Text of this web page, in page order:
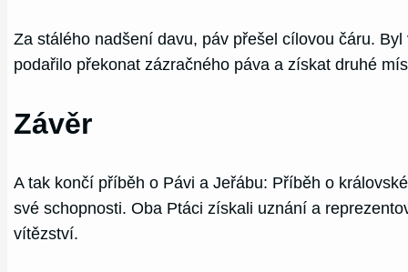
Za stálého nadšení davu, páv přešel cílovou čáru.
podařilo překonat zázračného páva a získat druhé
Závěr
A tak končí příběh o Pávi a Jeřábu: Příběh o
své schopnosti. Oba Ptáci získali uznání a
vítězství.